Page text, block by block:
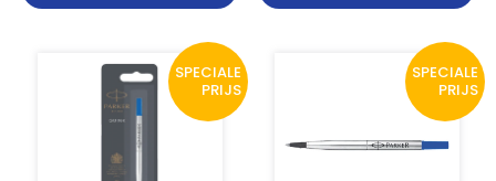
SPECIALE
PRIJS
SPECIALE
PRIJS